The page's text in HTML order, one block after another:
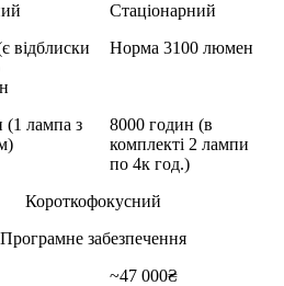
Стаціонарний
відблиски
Норма 3100 люмен
(1 лампа з
8000 годин (в
комплекті 2 лампи
по 4к год.)
Короткофокусний
Програмне забезпечення
~47 000₴